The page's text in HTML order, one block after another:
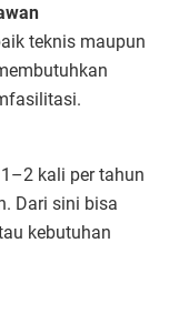
teknis maupun
kali per tahun
Dari sini bisa
kebutuhan